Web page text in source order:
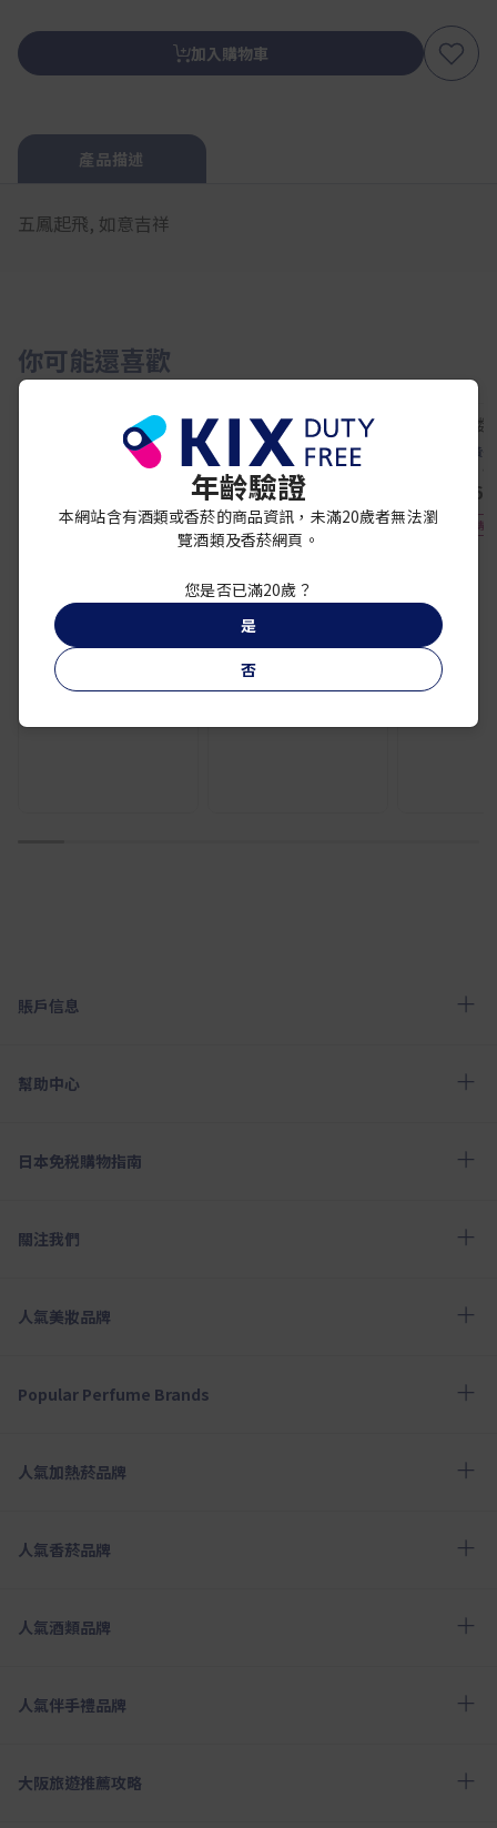
加入購物車
產品描述
五鳳起飛, 如意吉祥
你可能還喜歡
裝版
¥ 14,300
芙蓉王
芙蓉王（沁悅細支）
¥ 6,600
黃
¥
免稅專
賬戶信息
幫助中心
日本免税購物指南
關注我們
人氣美妝品牌
Popular Perfume Brands
人氣加熱菸品牌
人氣香菸品牌
人氣酒類品牌
人氣伴手禮品牌
大阪旅遊推薦攻略
年齡驗證
本網站含有酒類或香菸的商品資訊，未滿20歲者無法瀏
覽酒類及香菸網頁。
您是否已滿20歲？
是
否